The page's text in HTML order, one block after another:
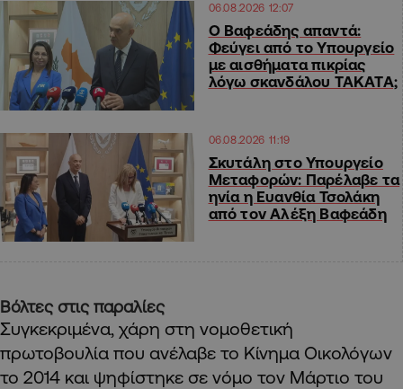
06.08.2026 12:07
Ο Βαφεάδης απαντά:
Φεύγει από το Υπουργείο
με αισθήματα πικρίας
λόγω σκανδάλου ΤΑΚΑΤΑ;
06.08.2026 11:19
Σκυτάλη στο Υπουργείο
Μεταφορών: Παρέλαβε τα
ηνία η Ευανθία Τσολάκη
από τον Αλέξη Βαφεάδη
Βόλτες στις παραλίες
Συγκεκριμένα, χάρη στη νομοθετική
πρωτοβουλία που ανέλαβε το Κίνημα Οικολόγων
το 2014 και ψηφίστηκε σε νόμο τον Μάρτιο του